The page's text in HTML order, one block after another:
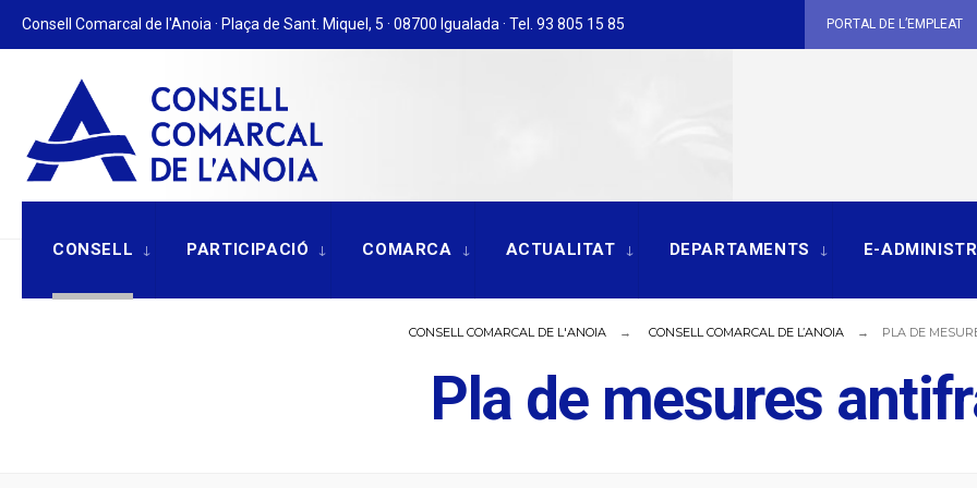
Skip
to
Consell Comarcal de l'Anoia · Plaça de Sant. Miquel, 5 · 08700 Igualada · Tel. 93 805 15 85 PORTAL DE L’EMPLEAT
CONSELL PARTICIPACIÓ COMARCA ACTUALITAT DEPARTAMENTS E-
CONSELL COMARCAL DE L'ANOIA CONSELL COMARCAL DE L’ANOIA PLA DE
Pla de mesures